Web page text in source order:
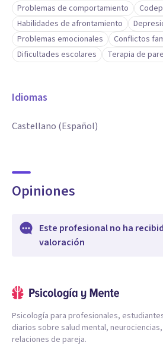
Problemas de comportamiento
Habilidades de afrontamiento
Problemas emocionales
Conflictos
Dificultades escolares
Terapia de
Idiomas
Castellano (Español)
Opiniones
Este profesional no ha
valoración
Psicología para profesionales,
diarios sobre salud mental,
relaciones de pareja.